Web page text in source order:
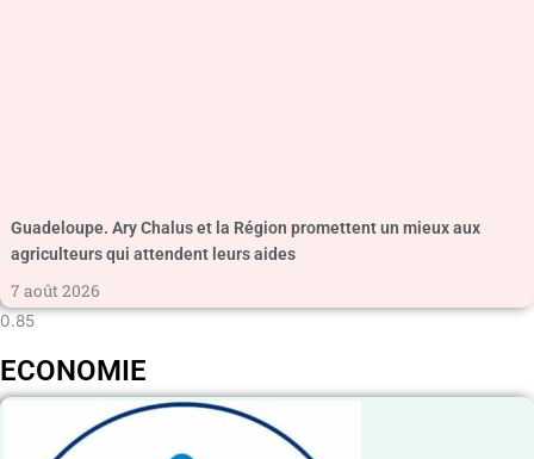
Guadeloupe. Ary Chalus et la Région promettent un mieux aux
agriculteurs qui attendent leurs aides
7 août 2026
ECONOMIE